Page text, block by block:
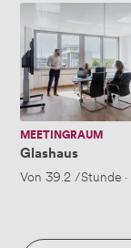
Glashaus
MEETINGRAUM
Glashaus
Von 39.2/Stunde ·